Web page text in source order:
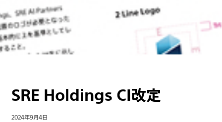
SRE Holdings CI改定
2024年9月4日